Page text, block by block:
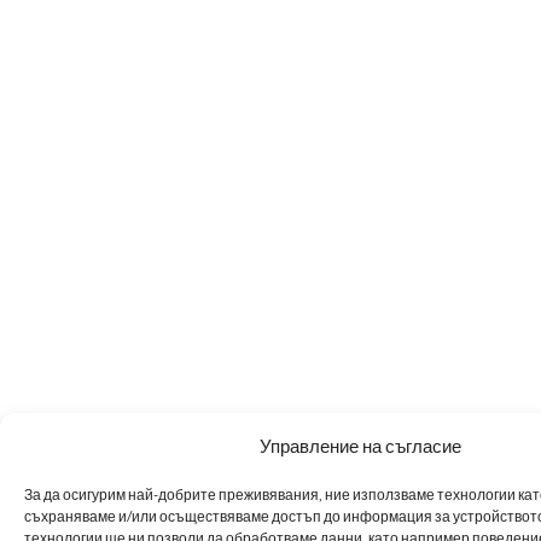
Управление на съгласие
За да осигурим най-добрите преживявания, ние използваме технологии
съхраняваме и/или осъществяваме достъп до информация за